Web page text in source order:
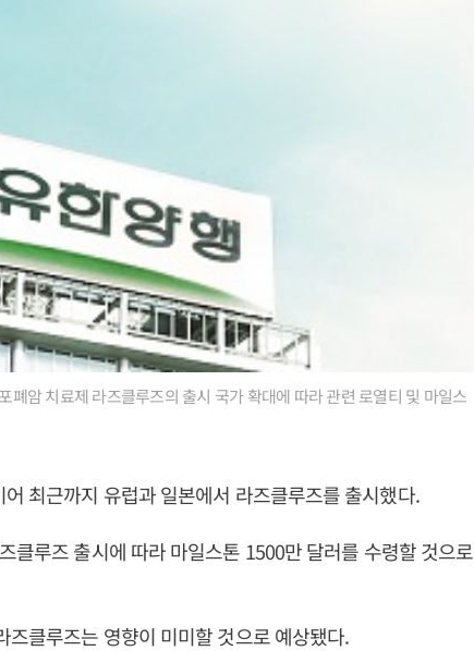
암 치료제 라즈클루즈의 출시 국가 확대에 따라 관련 로열티 및 마일스
최근까지 유럽과 일본에서 라즈클루즈를 출시했다.
클루즈 출시에 따라 마일스톤 1500만 달러를 수령할 것으로
클루즈는 영향이 미미할 것으로 예상됐다.